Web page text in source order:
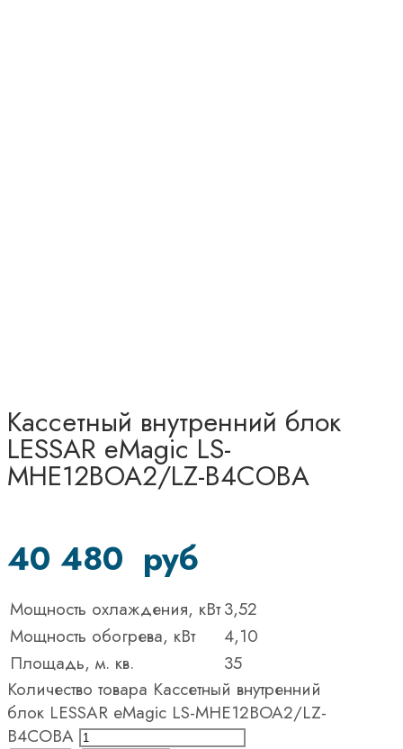
Кассетный внутренний блок
LESSAR eMagic LS-
MHE12BOA2/LZ-B4COBA
40 480 руб
Мощность охлаждения, кВт3,52
Мощность обогрева, кВт
4,10
Площадь, м. кв.
35
Количество товара Кассетный внутренний
блок LESSAR eMagic LS-MHE12BOA2/LZ-
B4COBA